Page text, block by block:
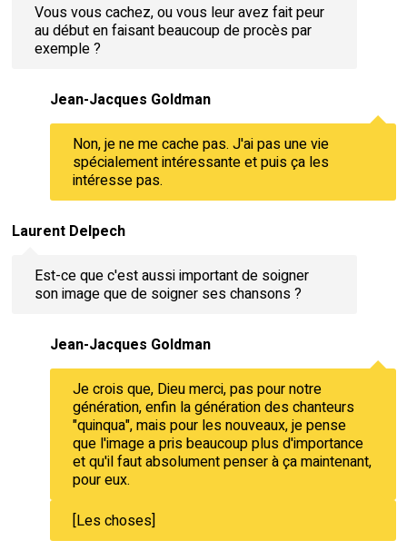
Vous vous cachez, ou vous leur avez fait peur
au début en faisant beaucoup de procès par
exemple ?
Jean-Jacques Goldman
Non, je ne me cache pas. J'ai pas une vie
spécialement intéressante et puis ça les
intéresse pas.
Laurent Delpech
Est-ce que c'est aussi important de soigner
son image que de soigner ses chansons ?
Jean-Jacques Goldman
Je crois que, Dieu merci, pas pour notre
génération, enfin la génération des chanteurs
"quinqua", mais pour les nouveaux, je pense
que l'image a pris beaucoup plus d'importance
et qu'il faut absolument penser à ça maintenant,
pour eux.
[Les choses]